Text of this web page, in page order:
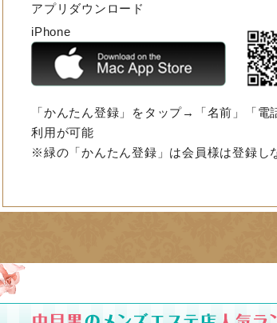
アプリダウンロード
iPhone
「かんたん登録」をタップ→「名前」「
利用が可能
※緑の「かんたん登録」は会員様は登録し